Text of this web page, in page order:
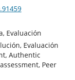
Evaluación
Evaluación
Authentic
Peer